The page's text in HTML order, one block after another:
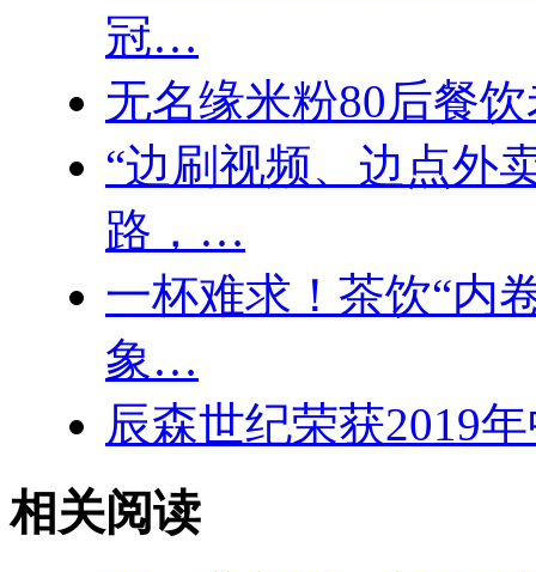
冠…
无名缘米粉80后餐
“边刷视频、边点外
路，…
一杯难求！茶饮“内
象…
辰森世纪荣获2019
相关阅读